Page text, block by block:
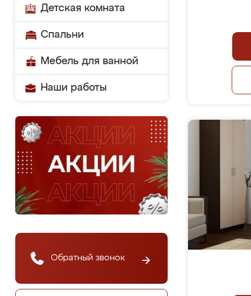
Детская комната
Спальни
Мебель для ванной
Наши работы
Обратный звонок